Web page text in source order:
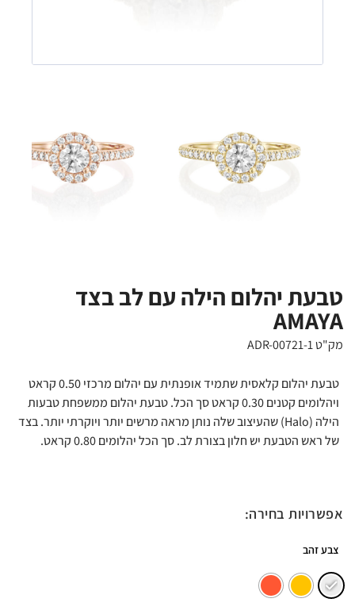
טבעת יהלום הילה עם לב בצד
AMAYA
מק"ט ADR-00721-1
טבעת יהלום קלאסית שתמיד אופנתית עם יהלום מרכזי 0.50 קראט
ויהלומים קטנים 0.30 קראט סך הכל. טבעת יהלום ממשפחת טבעות
הילה (Halo) שהעיצוב שלה נותן מראה מרשים יותר ויוקרתי יותר. בצד
של ראש הטבעת יש חלון בצורת לב. סך הכל יהלומים 0.80 קראט.
אפשרויות בחירה:
צבע זהב